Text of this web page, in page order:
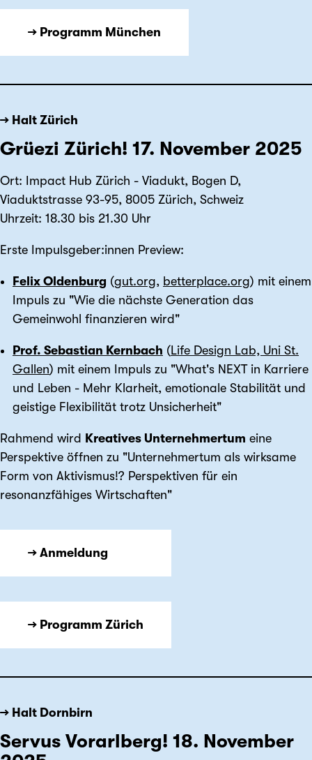
→ Programm München
→ Halt Zürich
Grüezi Zürich! 17. November 2025
Ort: Impact Hub Zürich - Viadukt, Bogen D,
Viaduktstrasse 93-95, 8005 Zürich, Schweiz
Uhrzeit: 18.30 bis 21.30 Uhr
Erste Impulsgeber:innen Preview:
Felix Oldenburg (gut.org, betterplace.org) mit einem
Impuls zu "Wie die nächste Generation das
Gemeinwohl finanzieren wird"
Prof. Sebastian Kernbach (Life Design Lab, Uni St.
Gallen) mit einem Impuls zu "What's NEXT in Karriere
und Leben - Mehr Klarheit, emotionale Stabilität und
geistige Flexibilität trotz Unsicherheit"
Rahmend wird Kreatives Unternehmertum eine
Perspektive öffnen zu "Unternehmertum als wirksame
Form von Aktivismus!? Perspektiven für ein
resonanzfähiges Wirtschaften"
→ Anmeldung
→ Programm Zürich
→ Halt Dornbirn
Servus Vorarlberg! 18. November